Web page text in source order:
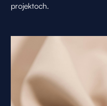
projektoch.